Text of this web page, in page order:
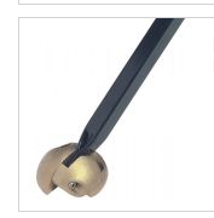
246,71 €
205,59 €